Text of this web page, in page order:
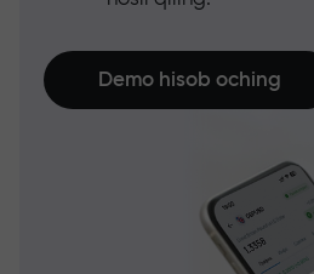
Demo hisob oching